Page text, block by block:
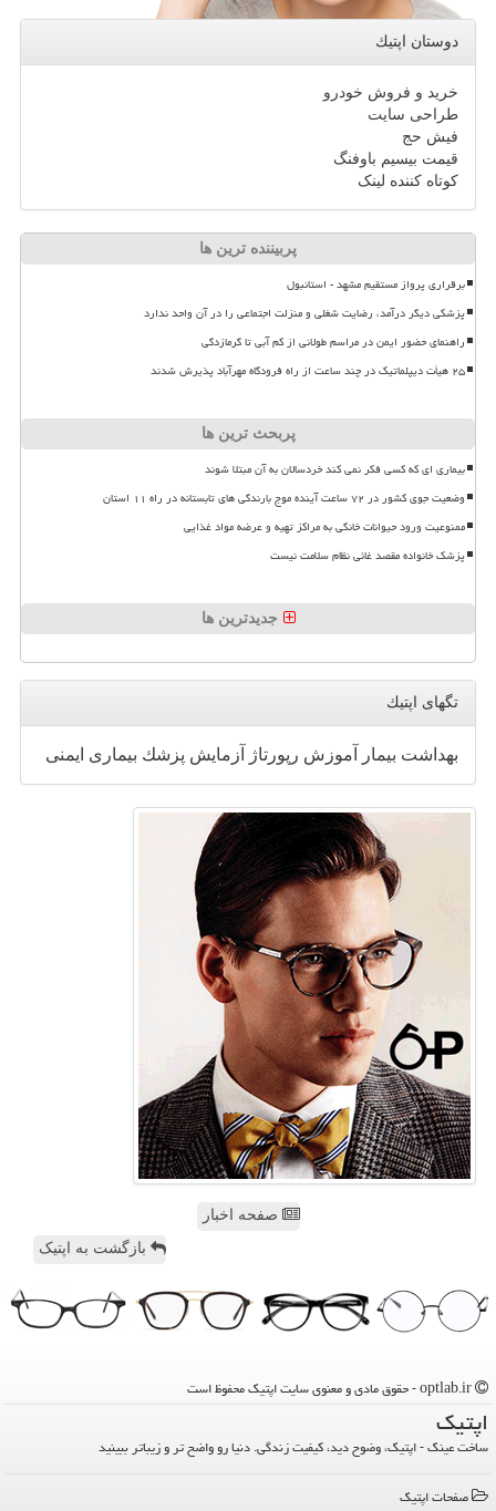
دوستان اپتیك
خرید و فروش خودرو
طراحی سایت
فیش حج
قیمت بیسیم باوفنگ
کوتاه کننده لینک
پربیننده ترین ها
برقراری پرواز مستقیم مشهد - استانبول
پزشکی دیگر درآمد، رضایت شغلی و منزلت اجتماعی را در آن واحد ندارد
راهنمای حضور ایمن در مراسم طولانی از کم آبی تا گرمازدگی
۲۵ هیأت دیپلماتیک در چند ساعت از راه فرودگاه مهرآباد پذیرش شدند
پربحث ترین ها
بیماری ای که کسی فکر نمی کند خردسالان به آن مبتلا شوند
وضعیت جوی کشور در ۷۲ ساعت آینده موج بارندگی های تابستانه در راه ۱۱ استان
ممنوعیت ورود حیوانات خانگی به مراکز تهیه و عرضه مواد غذایی
پزشک خانواده مقصد غائی نظام سلامت نیست
جدیدترین ها
تگهای اپتیك
بهداشت بیمار آموزش رپورتاژ آزمایش پزشك بیماری ایمنی
صفحه اخبار
بازگشت به اپتیک
اپتیك
ساخت عینک - اپتیک، وضوح دید، کیفیت زندگی. دنیا رو واضح تر و زیباتر ببینید
صفحات اپتیك